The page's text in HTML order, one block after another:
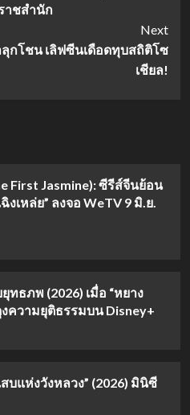
าชสำนัก
Next
ลุกโชน เลิฟซีนเดือดทุบสถิติโซ
เชียล!
First Jasmine): ซีรีส์จีนย้อน
เหล่ย” ลงจอ WeTV 9 มิ.ย.
ทธภพ (2026) เมื่อ “หยาง
ความยุติธรรมบน Disney+
บแห่งวังหลวง” (2026) มินิซี